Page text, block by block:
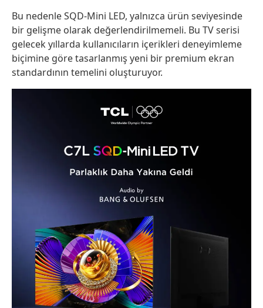
Bu nedenle SQD-Mini LED, yalnızca ürün seviyesinde
bir gelişme olarak değerlendirilmemeli. Bu TV serisi
gelecek yıllarda kullanıcıların içerikleri deneyimleme
biçimine göre tasarlanmış yeni bir premium ekran
standardının temelini oluşturuyor.